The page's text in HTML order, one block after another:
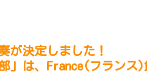
が決定しました！
」は、 France(フランス)